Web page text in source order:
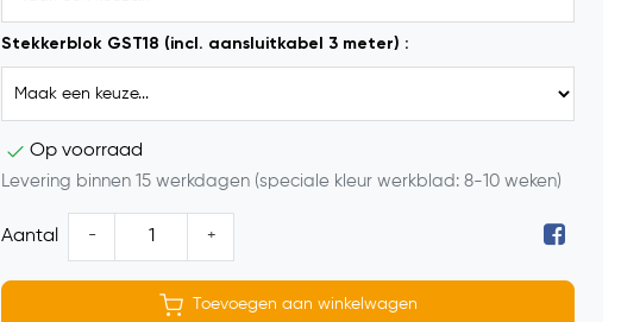
Stekkerblok GST18 (incl. aansluitkabel 3 meter) :
Op voorraad
Levering binnen 15 werkdagen (speciale kleur werkblad: 8-10 weken)
Aantal - +
Toevoegen aan winkelwagen